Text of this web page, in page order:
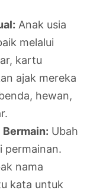
Anak usia
melalui
kartu
ajak mereka
hewan,
Ubah
permainan.
nama
kata untuk